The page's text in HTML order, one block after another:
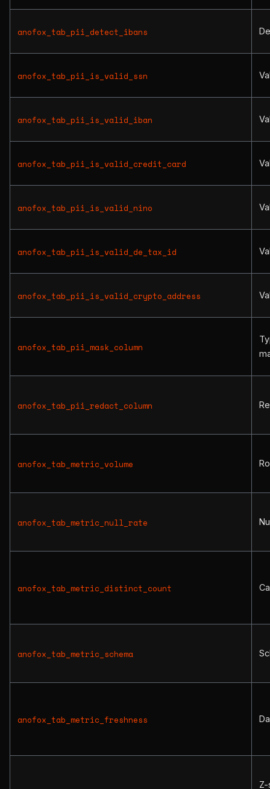
anofox_tab_pii_detect_ibans
anofox_tab_pii_is_valid_ssn
anofox_tab_pii_is_valid_iban
anofox_tab_pii_is_valid_credit_card
anofox_tab_pii_is_valid_nino
anofox_tab_pii_is_valid_de_tax_id
anofox_tab_pii_is_valid_crypto_address
anofox_tab_pii_mask_column
anofox_tab_pii_redact_column
anofox_tab_metric_volume
anofox_tab_metric_null_rate
anofox_tab_metric_distinct_count
anofox_tab_metric_schema
anofox_tab_metric_freshness